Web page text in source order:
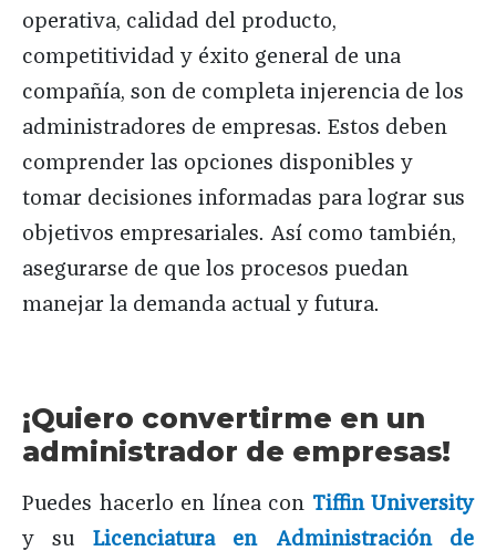
operativa, calidad del producto,
competitividad y éxito general de una
compañía, son de completa injerencia de los
administradores de empresas. Estos deben
comprender las opciones disponibles y
tomar decisiones informadas para lograr sus
objetivos empresariales. Así como también,
asegurarse de que los procesos puedan
manejar la demanda actual y futura.
¡Quiero convertirme en un
administrador de empresas!
Puedes hacerlo en línea con Tiffin University
y su Licenciatura en Administración de